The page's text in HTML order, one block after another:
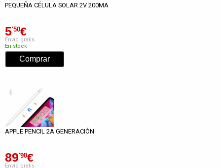
PEQUEÑA CÉLULA SOLAR 2V 200MA
5'50€
Envío gratis
En stock
APPLE PENCIL 2A GENERACIÓN
89'90€
Envío gratis